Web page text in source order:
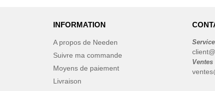
INFORMATION
A propos de Needen
Suivre ma commande
Moyens de paiement
Livraison
Ventes